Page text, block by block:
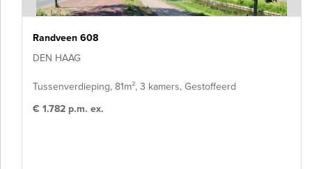
Randveen 608
DEN HAAG
Tussenverdieping, 81m², 3 kamers, Gestoffeerd
€ 1.782 p.m. ex.